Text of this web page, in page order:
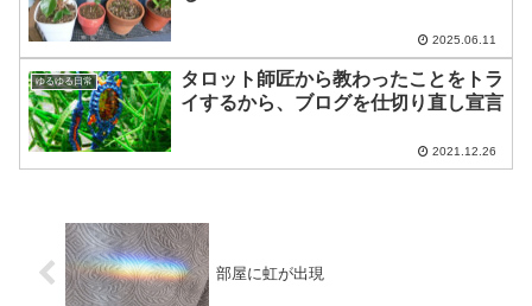
2025.06.11
ゆるゆる日常
タロット師匠から教わったことをトラ
イするから、ブログを仕切り直し宣言
2021.12.26
部屋に虹が出現